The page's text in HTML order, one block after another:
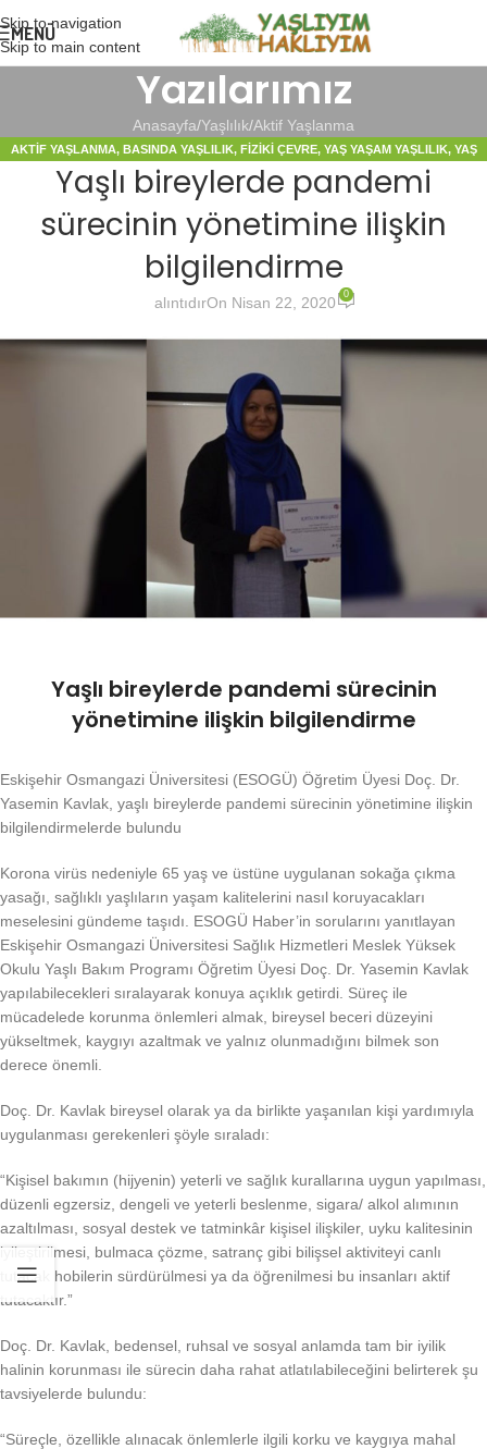
Skip to navigation
Skip to main content
MENÜ
Yazılarımız
Anasayfa Yaşlılık Aktif Yaşlanma
AKTIF YAŞLANMA, BASINDA YAŞLILIK, FIZIKI ÇEVRE, YAŞ YAŞAM YAŞLILIK, YAŞ
YAŞAM YAŞLILIK DERLEME YAŞLILIKTA BAKIM
Yaşlı bireylerde pandemi
sürecinin yönetimine ilişkin
bilgilendirme
alıntıdırOn Nisan 22, 2020 0
Yaşlı bireylerde pandemi sürecinin
yönetimine ilişkin bilgilendirme
Eskişehir Osmangazi Üniversitesi (ESOGÜ) Öğretim Üyesi Doç. Dr.
Yasemin Kavlak, yaşlı bireylerde pandemi sürecinin yönetimine ilişkin
bilgilendirmelerde bulundu
Korona virüs nedeniyle 65 yaş ve üstüne uygulanan sokağa çıkma
yasağı, sağlıklı yaşlıların yaşam kalitelerini nasıl koruyacakları
meselesini gündeme taşıdı. ESOGÜ Haber’in sorularını yanıtlayan
Eskişehir Osmangazi Üniversitesi Sağlık Hizmetleri Meslek Yüksek
Okulu Yaşlı Bakım Programı Öğretim Üyesi Doç. Dr. Yasemin Kavlak
yapılabilecekleri sıralayarak konuya açıklık getirdi. Süreç ile
mücadelede korunma önlemleri almak, bireysel beceri düzeyini
yükseltmek, kaygıyı azaltmak ve yalnız olunmadığını bilmek son
derece önemli.
Doç. Dr. Kavlak bireysel olarak ya da birlikte yaşanılan kişi yardımıyla
uygulanması gerekenleri şöyle sıraladı:
“Kişisel bakımın (hijyenin) yeterli ve sağlık kurallarına uygun yapılması,
düzenli egzersiz, dengeli ve yeterli beslenme, sigara/ alkol alımının
azaltılması, sosyal destek ve tatminkâr kişisel ilişkiler, uyku kalitesinin
iyileştirilmesi, bulmaca çözme, satranç gibi bilişsel aktiviteyi canlı
tutacak hobilerin sürdürülmesi ya da öğrenilmesi bu insanları aktif
tutacaktır.”
Doç. Dr. Kavlak, bedensel, ruhsal ve sosyal anlamda tam bir iyilik
halinin korunması ile sürecin daha rahat atlatılabileceğini belirterek şu
tavsiyelerde bulundu:
“Süreçle, özellikle alınacak önlemlerle ilgili korku ve kaygıya mahal